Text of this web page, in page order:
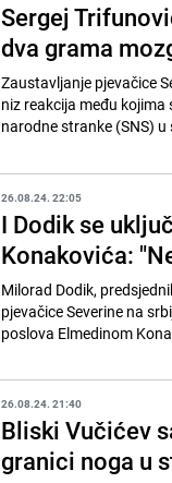
Sergej
dva grama
Zaustavljanje pjevačice
niz reakcija među
narodne stranke (SNS) u
26.08.24. 22:05
I Dodik se
Konakovića:
Milorad Dodik,
pjevačice Severine na
poslova Elmedinom
26.08.24. 21:40
Bliski Vučićev
granici noga u